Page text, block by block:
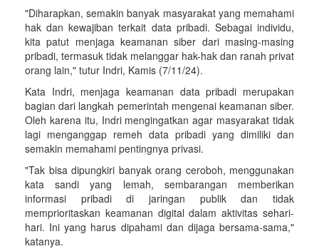
"Diharapkan, semakin banyak masyarakat yang memahami
hak dan kewajiban terkait data pribadi. Sebagai individu,
kita patut menjaga keamanan siber dari masing-masing
pribadi, termasuk tidak melanggar hak-hak dan ranah privat
orang lain," tutur Indri, Kamis (7/11/24).
Kata Indri, menjaga keamanan data pribadi merupakan
bagian dari langkah pemerintah mengenai keamanan siber.
Oleh karena itu, Indri mengingatkan agar masyarakat tidak
lagi menganggap remeh data pribadi yang dimiliki dan
semakin memahami pentingnya privasi.
"Tak bisa dipungkiri banyak orang ceroboh, menggunakan
kata sandi yang lemah, sembarangan memberikan
informasi pribadi di jaringan publik dan tidak
memprioritaskan keamanan digital dalam aktivitas sehari-
hari. Ini yang harus dipahami dan dijaga bersama-sama,"
katanya.